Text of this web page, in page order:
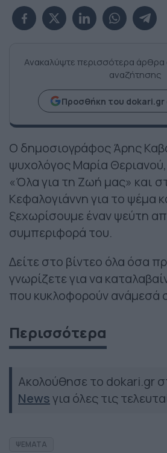
Ανακαλύψτε περισσότερα
αναζήτησης
Προσθήκη του dokari.gr
Ο δημοσιογράφος Άρης
ψυχολόγος Μαρία
«Όλα για τη Ζωή μας» και
Κεφαλογιάννη για το ψέμα
ξεχωρίσουμε έναν ψεύτη
συμπεριφορά του.
Δείτε στο βίντεο όλα όσα
γνωρίζετε για να
που κυκλοφορούν ανάμεσά
Περισσότερα
Ακολούθησε το dokari.gr
Newsγια όλες τις
ΨΕΜΑΤΑ